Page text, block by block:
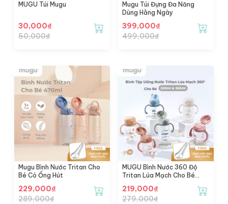
MUGU Túi Mugu
30,000₫
50,000₫
Mugu Túi Đựng Đa Năng
Dùng Hằng Ngày
399,000₫
499,000₫
Mugu Bình Nước Tritan Cho
Bé Có Ống Hút
229,000₫
289,000₫
MUGU Bình Nước 360 Độ
Tritan Lúa Mạch Cho Bé
Tritan Training Bottle
(350ml)
219,000₫
279,000₫